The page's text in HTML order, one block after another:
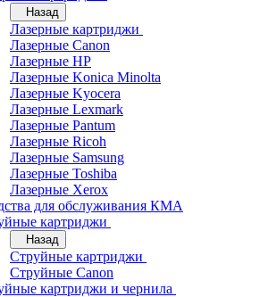
Назад
Лазерные картриджи
Лазерные Canon
Лазерные HP
Лазерные Konica Minolta
Лазерные Kyocera
Лазерные Lexmark
Лазерные Pantum
Лазерные Ricoh
Лазерные Samsung
Лазерные Toshiba
Лазерные Xerox
для обслуживания КМА
картриджи
Назад
Струйные картриджи
Струйные Canon
картриджи и чернила